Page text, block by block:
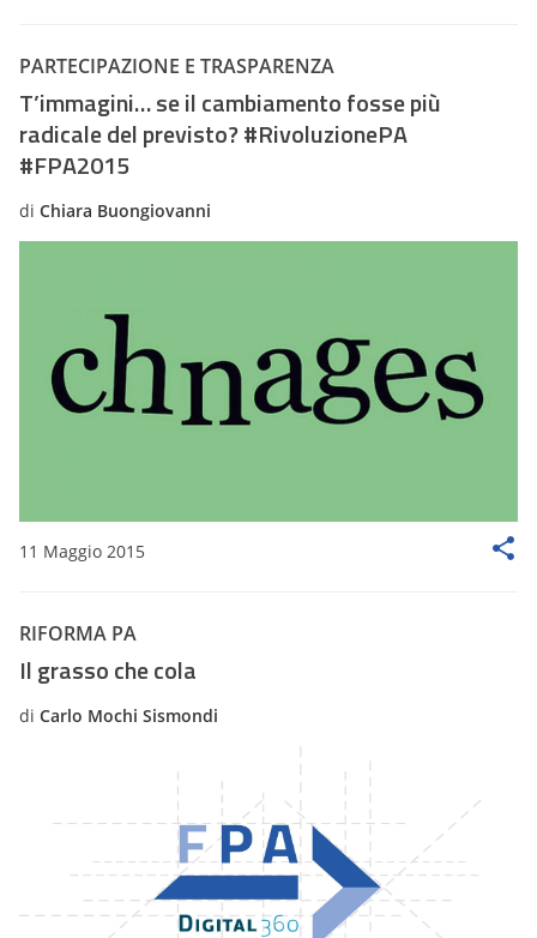
PARTECIPAZIONE E TRASPARENZA
T’immagini… se il cambiamento fosse più
radicale del previsto? #RivoluzionePA
#FPA2015
di Chiara Buongiovanni
11 Maggio 2015
RIFORMA PA
Il grasso che cola
di Carlo Mochi Sismondi